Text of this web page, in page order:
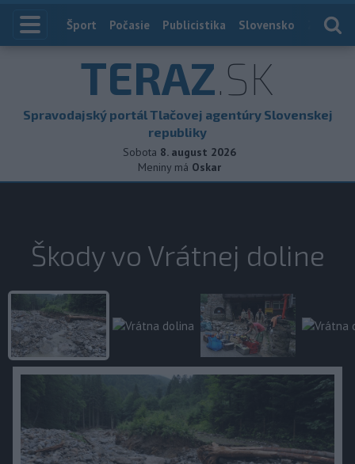
Index
Šport Počasie Publicistika Slovensko
TERAZ.SK
Spravodajský portál Tlačovej agentúry Slovenskej
republiky
Sobota 8. august 2026
Meniny má Oskar
Škody vo Vrátnej doline